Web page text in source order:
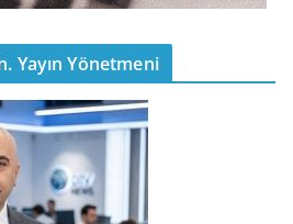
Yayın Yönetmeni